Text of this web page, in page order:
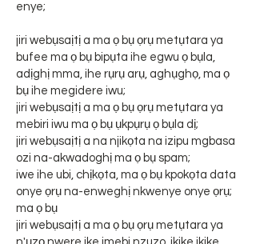
enye;
jiri webụsaịtị a ma ọ bụ ọrụ metụtara ya
bufee ma ọ bụ bipụta ihe egwu ọ bụla,
adịghị mma, ihe rụrụ arụ, aghụghọ, ma ọ
bụ ihe megidere iwu;
jiri webụsaịtị a ma ọ bụ ọrụ metụtara ya
mebiri iwu ma ọ bụ ụkpụrụ ọ bụla dị;
jiri webụsaịtị a na njikọta na izipu mgbasa
ozi na-akwadoghị ma ọ bụ spam;
iwe ihe ubi, chịkọta, ma ọ bụ kpokọta data
onye ọrụ na-enweghị nkwenye onye ọrụ;
ma ọ bụ
jiri webụsaịtị a ma ọ bụ ọrụ metụtara ya